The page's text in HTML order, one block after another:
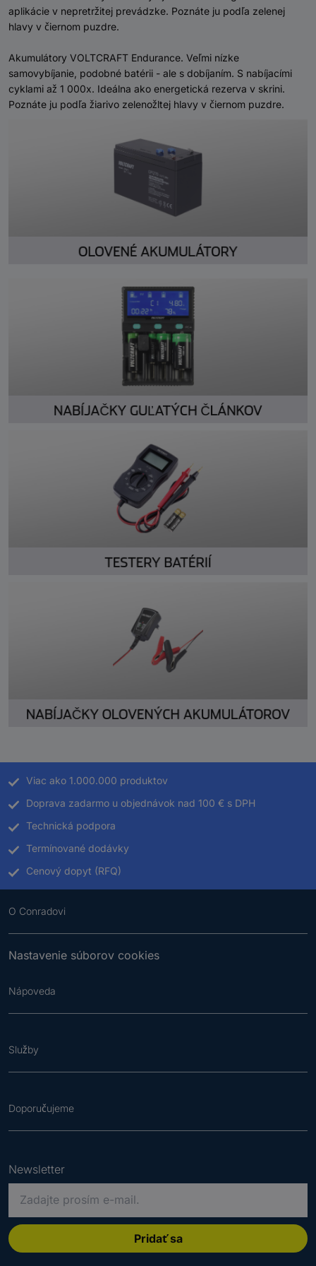
aplikácie v nepretržitej prevádzke. Poznáte ju podľa zelenej
hlavy v čiernom puzdre.
Akumulátory VOLTCRAFT Endurance. Veľmi nízke
samovybíjanie, podobné batérii - ale s dobíjaním. S nabíjacími
cyklami až 1 000x. Ideálna ako energetická rezerva v skrini.
Poznáte ju podľa žiarivo zelenožltej hlavy v čiernom puzdre.
Viac ako 1.000.000 produktov
Doprava zadarmo u objednávok nad 100 € s DPH
Technická podpora
Termínované dodávky
Cenový dopyt (RFQ)
O Conradovi
Nastavenie súborov cookies
Nápoveda
Služby
Doporučujeme
Newsletter
s
Pridať sa